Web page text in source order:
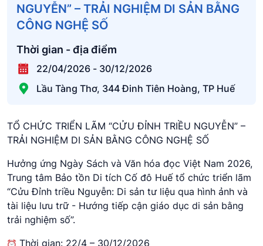
NGUYỄN” – TRẢI NGHIỆM DI SẢN BẰNG
CÔNG NGHỆ SỐ
Thời gian - địa điểm
22/04/2026 - 30/12/2026
Lầu Tàng Thơ, 344 Đinh Tiên Hoàng, TP Huế
TỔ CHỨC TRIỂN LÃM “CỬU ĐỈNH TRIỀU NGUYỄN” –
TRẢI NGHIỆM DI SẢN BẰNG CÔNG NGHỆ SỐ
Hưởng ứng Ngày Sách và Văn hóa đọc Việt Nam 2026,
Trung tâm Bảo tồn Di tích Cố đô Huế tổ chức triển lãm
“Cửu Đỉnh triều Nguyễn: Di sản tư liệu qua hình ảnh và
tài liệu lưu trữ - Hướng tiếp cận giáo dục di sản bằng
trải nghiệm số”.
Thời gian: 22/4 – 30/12/2026